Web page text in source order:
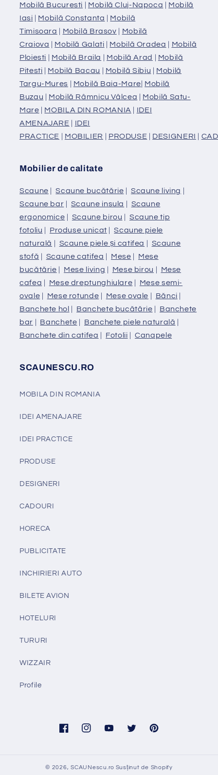
Mobilă Bucuresti | Mobilă Cluj-Napoca | Mobilă
Iasi | Mobilă Constanta | Mobilă
Timisoara | Mobilă Brasov | Mobilă
Craiova | Mobilă Galati | Mobilă Oradea | Mobilă
Ploiesti | Mobilă Braila | Mobilă Arad | Mobilă
Pitesti | Mobilă Bacau | Mobilă Sibiu | Mobilă
Targu-Mures | Mobilă Baia-Mare| Mobilă
Buzau | Mobilă Râmnicu Vâlcea | Mobilă Satu-
Mare | MOBILA DIN ROMANIA | IDEI
AMENAJARE | IDEI
PRACTICE | MOBILIER | PRODUSE | DESIGNERI |
Mobilier de calitate
Scaune |Scaune bucătărie | Scaune living |
Scaune bar | Scaune insula | Scaune
ergonomice | Scaune birou | Scaune tip
fotoliu | Produse unicat |Scaune piele
naturală | Scaune piele și catifea | Scaune
stofă | Scaune catifea | Mese | Mese
bucătărie | Mese living | Mese birou | Mese
cafea | Mese dreptunghiulare | Mese semi-
ovale | Mese rotunde | Mese ovale | Bănci |
Banchete hol | Banchete bucătărie | Banchete
bar | Banchete | Banchete piele naturală |
Banchete din catifea | Fotolii |Canapele
SCAUNESCU.RO
MOBILA DIN ROMANIA
IDEI AMENAJARE
IDEI PRACTICE
PRODUSE
DESIGNERI
CADOURI
HORECA
PUBLICITATE
INCHIRIERI AUTO
BILETE AVION
HOTELURI
TURURI
WIZZAIR
Profile
FacebookInstagramYouTubeTwitter Pinterest
© 2026,SCAUNescu.ro Susținut de Shopify